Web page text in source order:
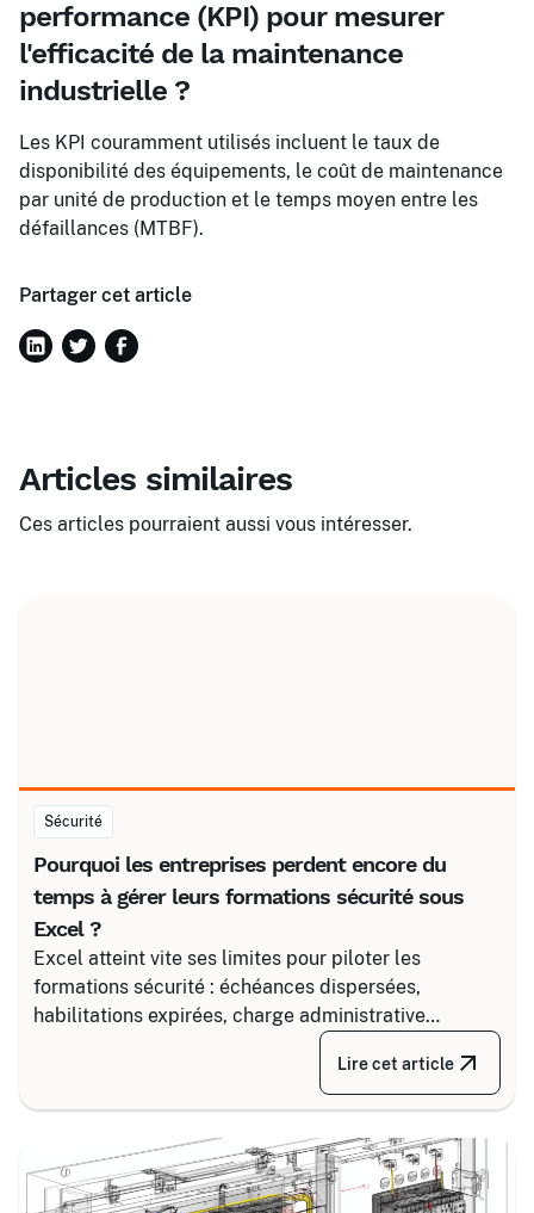
performance (KPI) pour mesurer
l'efficacité de la maintenance
industrielle ?
Les KPI couramment utilisés incluent le taux de
disponibilité des équipements, le coût de maintenance
par unité de production et le temps moyen entre les
défaillances (MTBF).
Partager cet article
Articles similaires
Ces articles pourraient aussi vous intéresser.
Sécurité
Pourquoi les entreprises perdent encore du
temps à gérer leurs formations sécurité sous
Excel ?
Excel atteint vite ses limites pour piloter les
formations sécurité : échéances dispersées,
habilitations expirées, charge administrative
croissante. Découvrez comment structurer un suivi
fiable en associant un partenaire spécialisé comme
Certalis et un logiciel de gestion de formation (TMS).
Lire cet article